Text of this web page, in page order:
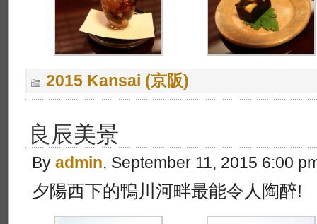
2015 Kansai (京阪)
良辰美景
By admin, September 11, 2015 6:00
夕陽西下的鴨川河畔最能令人陶醉!